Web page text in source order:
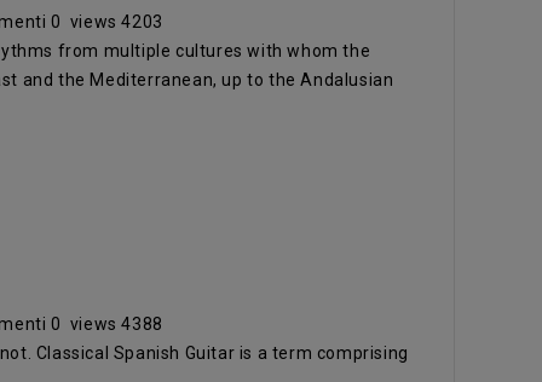
0 views4203
from multiple cultures with whom the
and the Mediterranean, up to the Andalusian
0 views4388
Classical Spanish Guitar is a term comprising